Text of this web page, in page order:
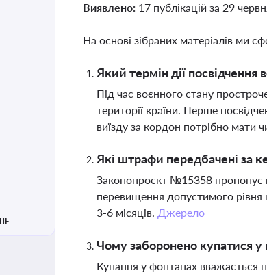
Виявлено: 17 публікацій за 29
На основі зібраних матеріалів ми
Який термін дії посвідчення
Під час воєнного стану
території країни. Перше
виїзду за кордон потрібно мати
Які штрафи передбачені за
Законопроєкт №15358 пропонує
перевищення допустимого
3-6 місяців. Джерело
Чому заборонено купатися у
Купання у фонтанах вважається